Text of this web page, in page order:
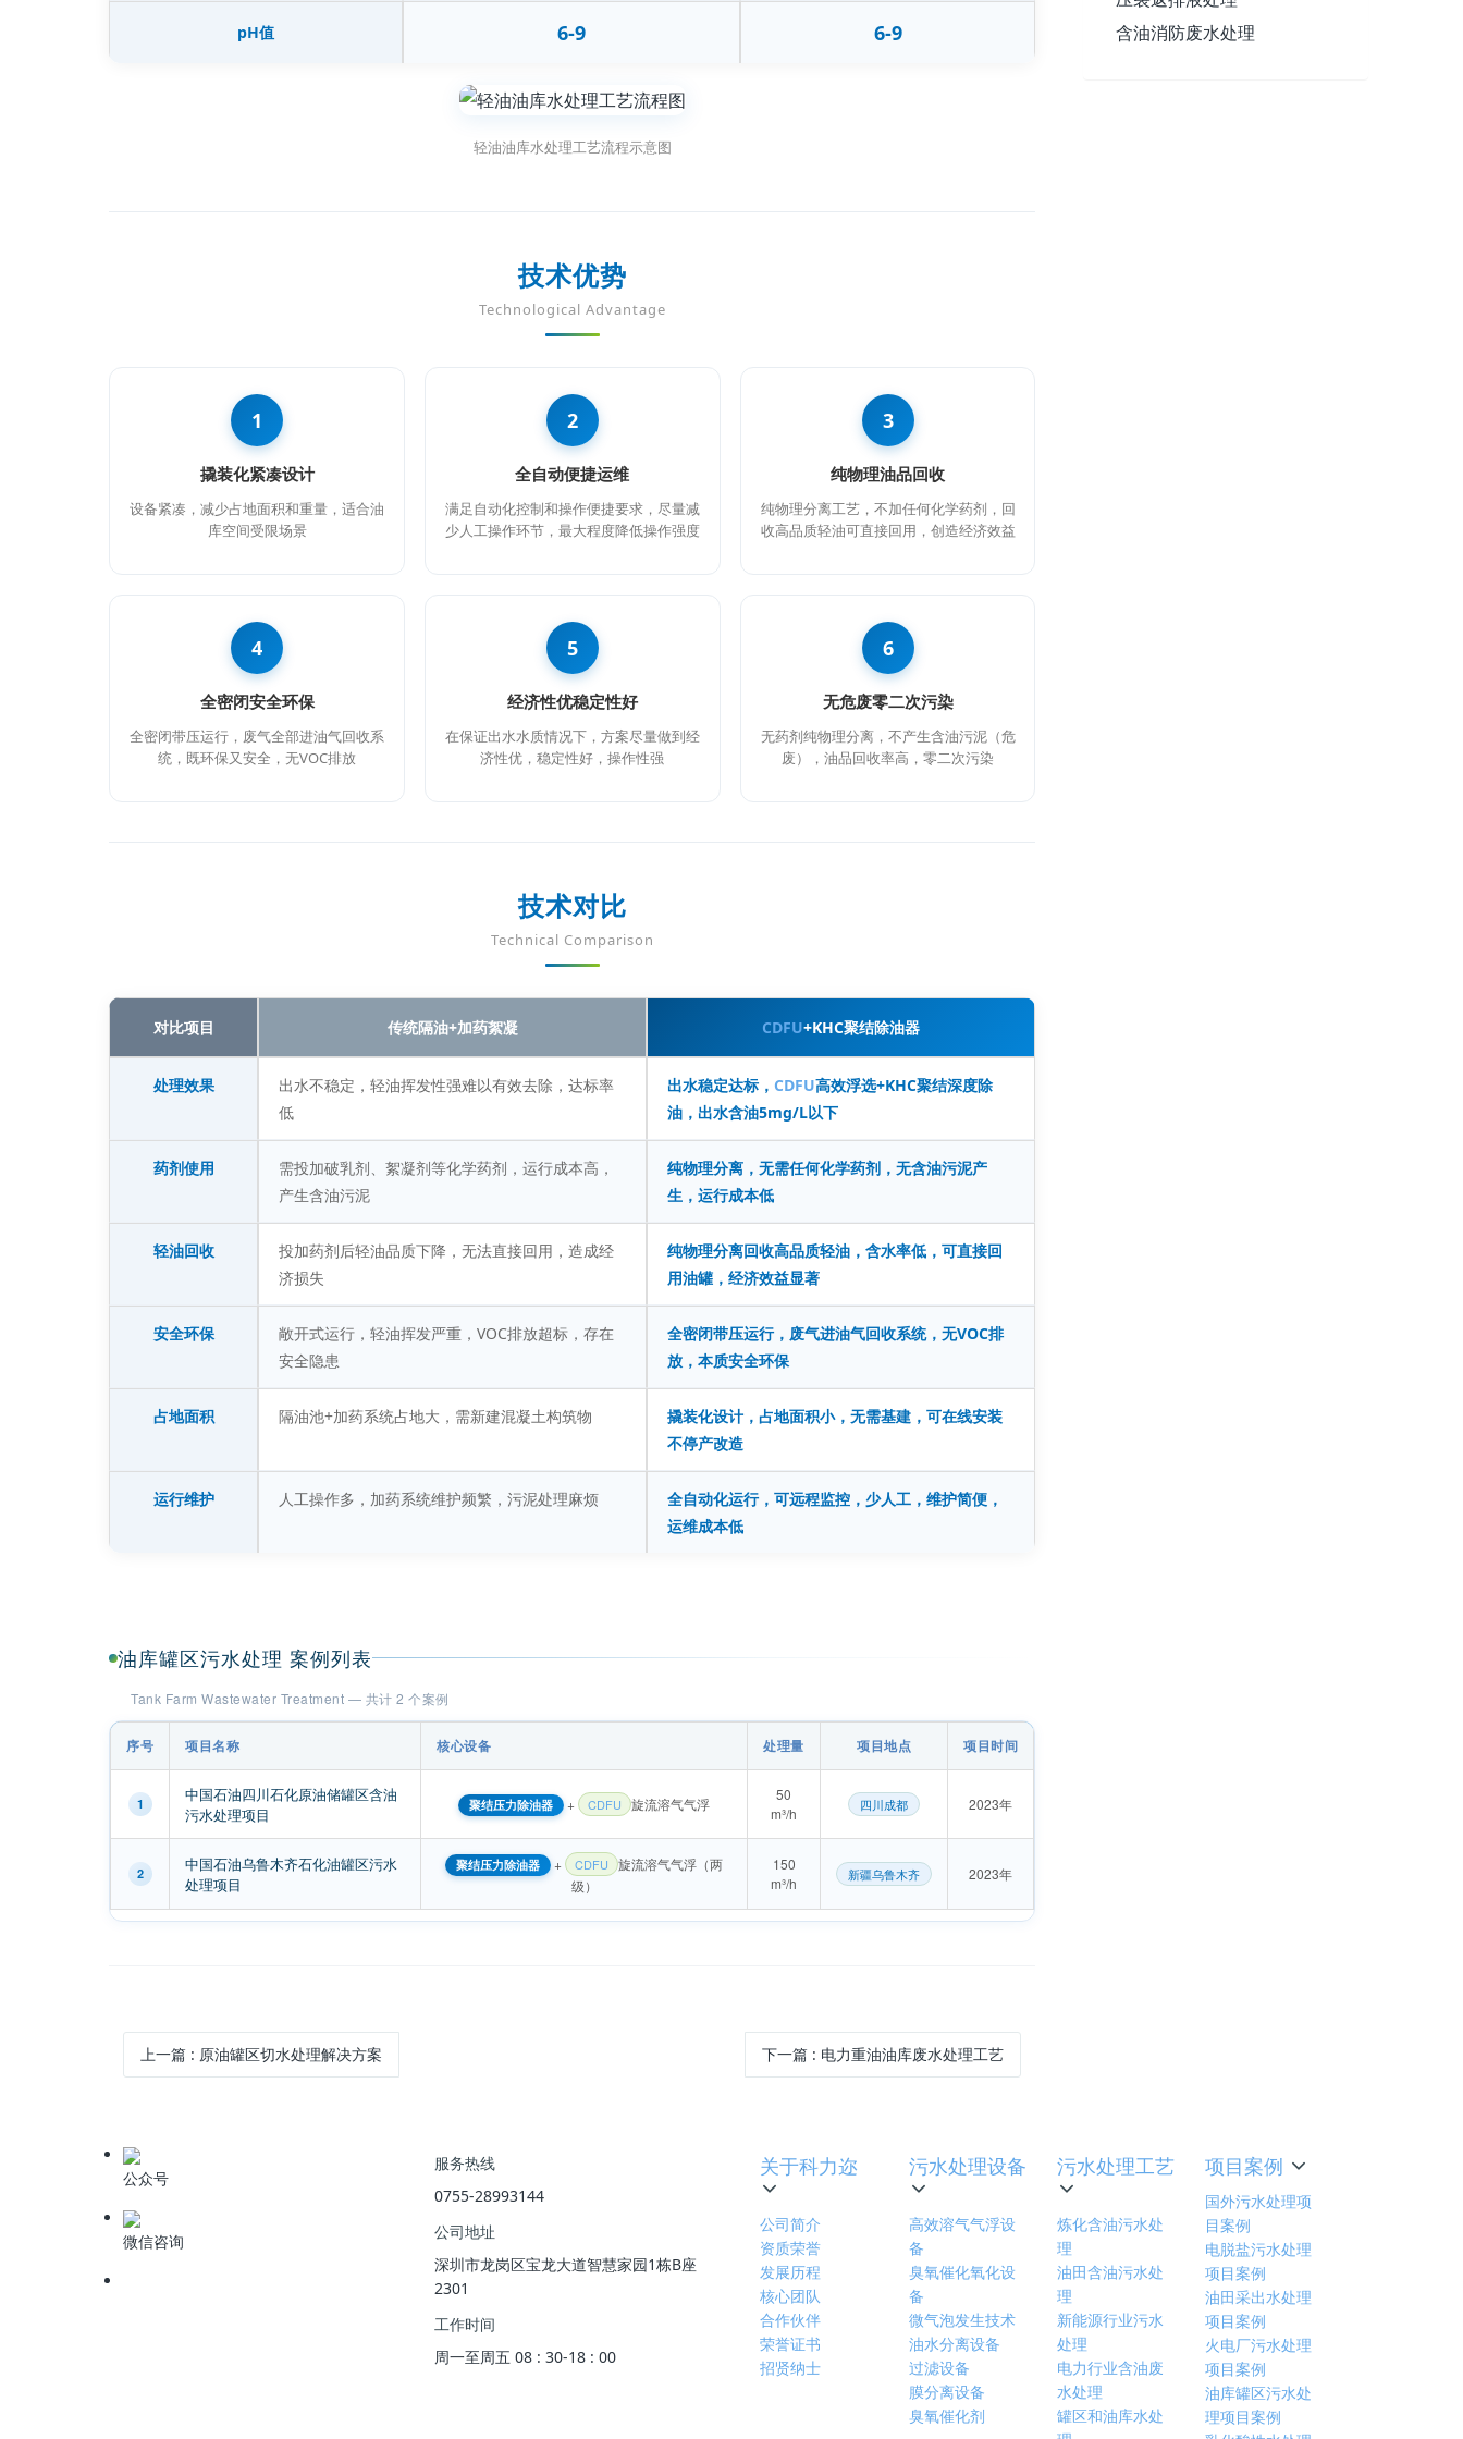
pH值 6-9 6-9
轻油油库水处理工艺流程示意图
技术优势
Technological Advantage
1
撬装化紧凑设计
设备紧凑，减少占地面积和重量，适合油
库空间受限场景
2
全自动便捷运维
满足自动化控制和操作便捷要求，尽量减
少人工操作环节，最大程度降低操作强度
3
纯物理油品回收
纯物理分离工艺，不加任何化学药剂，回
收高品质轻油可直接回用，创造经济效益
4
全密闭安全环保
全密闭带压运行，废气全部进油气回收系
统，既环保又安全，无VOC排放
5
经济性优稳定性好
在保证出水水质情况下，方案尽量做到经
济性优，稳定性好，操作性强
6
无危废零二次污染
无药剂纯物理分离，不产生含油污泥（危
废），油品回收率高，零二次污染
技术对比
Technical Comparison
对比项目 传统隔油+加药絮凝 CDFU+KHC聚结除油器
处理效果
出水不稳定，轻油挥发性强难以有效去除，达标率
低
出水稳定达标，CDFU高效浮选+KHC聚结深度除
油，出水含油5mg/L以下
药剂使用
需投加破乳剂、絮凝剂等化学药剂，运行成本高，
产生含油污泥
纯物理分离，无需任何化学药剂，无含油污泥产
生，运行成本低
轻油回收
投加药剂后轻油品质下降，无法直接回用，造成经
济损失
纯物理分离回收高品质轻油，含水率低，可直接回
用油罐，经济效益显著
安全环保
敞开式运行，轻油挥发严重，VOC排放超标，存在
安全隐患
全密闭带压运行，废气进油气回收系统，无VOC排
放，本质安全环保
占地面积 隔油池+加药系统占地大，需新建混凝土构筑物
撬装化设计，占地面积小，无需基建，可在线安装
不停产改造
运行维护 人工操作多，加药系统维护频繁，污泥处理麻烦
全自动化运行，可远程监控，少人工，维护简便，
运维成本低
油库罐区污水处理 案例列表
Tank Farm Wastewater Treatment — 共计 2 个案例
序号 项目名称 核心设备 处理量 项目地点 项目时间
1
中国石油四川石化原油储罐区含油
污水处理项目
聚结压力除油器 + CDFU 旋流溶气气浮
50
m³/h
四川成都 2023年
2
中国石油乌鲁木齐石化油罐区污水
处理项目
聚结压力除油器 + CDFU
旋流溶气气浮（两
级）
150
m³/h
新疆乌鲁木齐 2023年
上一篇 : 原油罐区切水处理解决方案 下一篇 : 电力重油油库废水处理工艺
含油消防废水处理
公众号
微信咨询
服务热线
0755-28993144
公司地址
深圳市龙岗区宝龙大道智慧家园1栋B座
2301
工作时间
周一至周五 08 : 30-18 : 00
关于科力迩
公司简介
资质荣誉
发展历程
核心团队
合作伙伴
荣誉证书
招贤纳士
污水处理设备
高效溶气气浮设
备
臭氧催化氧化设
备
微气泡发生技术
油水分离设备
过滤设备
膜分离设备
臭氧催化剂
污水处理工艺
炼化含油污水处
理
油田含油污水处
理
新能源行业污水
处理
电力行业含油废
水处理
罐区和油库水处
项目案例
国外污水处理项
目案例
电脱盐污水处理
项目案例
油田采出水处理
项目案例
火电厂污水处理
项目案例
油库罐区污水处
理项目案例